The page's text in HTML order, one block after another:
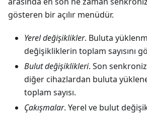
gösteren bir açılır menüdür.
Yerel değişiklikler. Buluta
değişikliklerin toplam sayısını
Bulut değişiklikleri. Son
diğer cihazlardan buluta
toplam sayısı.
Çakışmalar. Yerel ve bulut